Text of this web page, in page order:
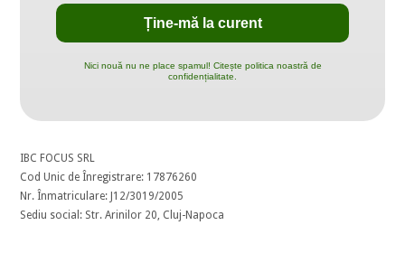
Nici nouă nu ne place spamul! Citește politica noastră de
confidențialitate.
IBC FOCUS SRL
Cod Unic de Înregistrare: 17876260
Nr. Înmatriculare: J12/3019/2005
Sediu social: Str. Arinilor 20, Cluj-Napoca